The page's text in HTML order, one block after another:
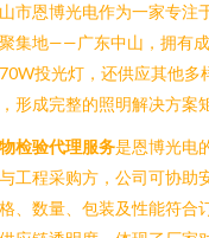
市恩博光电作为一家专注
集地——广东中山，拥有
投光灯，还供应其他多
形成完整的照明解决方案
检验代理服务是恩博光电
工程采购方，公司可协助
、数量、包装及性能符合